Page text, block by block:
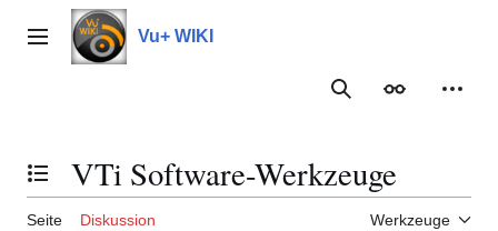
Inhalt
springenHauptmenü Vu+ WIKI
Suche
Inhaltsverzeichnis umschalten
VTi Software-Werkzeuge
Seite Diskussion Werkzeuge